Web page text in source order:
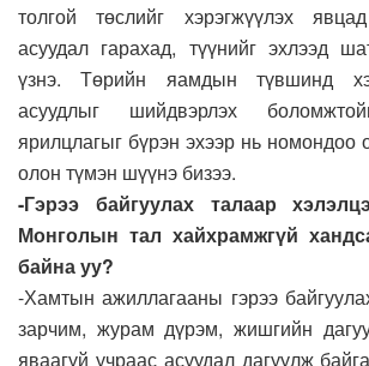
толгой төслийг хэрэгжүүлэх
асуудал гарахад, түүнийг эхлээд
үзнэ. Төрийн яамдын түвшинд
асуудлыг шийдвэрлэх
ярилцлагыг бүрэн эхээр нь номондоо
олон түмэн шүүнэ бизээ.
-Гэрээ байгуулах талаар
Монголын тал хайхрамжгүй
байна уу?
-Хамтын ажиллагааны гэрээ
зарчим, журам дүрэм, жишгийн
яваагүй учраас асуудал дагуулж